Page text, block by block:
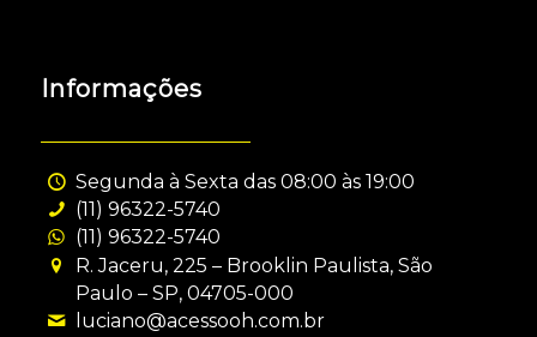
Informações
Segunda à Sexta das 08:00 às 19:00
(11) 96322-5740
(11) 96322-5740
R. Jaceru, 225 – Brooklin Paulista, São
Paulo – SP, 04705-000
luciano@acessooh.com.br